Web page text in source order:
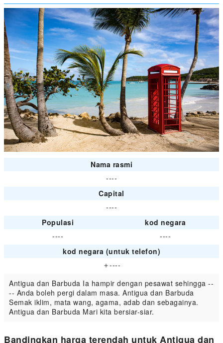
Nama rasmi
----
Capital
----
Populasi
kod negara
----
----
kod negara (untuk telefon)
＋----
Antigua dan Barbuda Ia hampir dengan pesawat sehingga --
-- Anda boleh pergi dalam masa. Antigua dan Barbuda
Semak iklim, mata wang, agama, adab dan sebagainya.
Antigua dan Barbuda Mari kita bersiar-siar.
Bandingkan harga terendah untuk Antigua dan